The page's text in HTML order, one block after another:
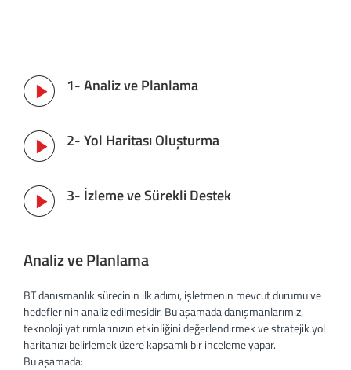
1- Analiz ve Planlama
2- Yol Haritası Oluşturma
3- İzleme ve Sürekli Destek
Analiz ve Planlama
BT danışmanlık sürecinin ilk adımı, işletmenin mevcut durumu ve
hedeflerinin analiz edilmesidir. Bu aşamada danışmanlarımız,
teknoloji yatırımlarınızın etkinliğini değerlendirmek ve stratejik yol
haritanızı belirlemek üzere kapsamlı bir inceleme yapar.
Bu aşamada: